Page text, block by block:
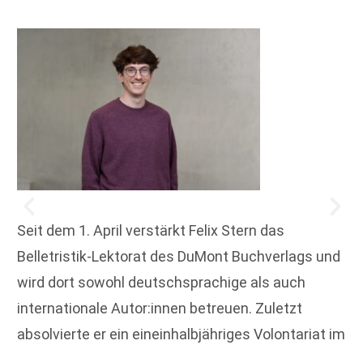
Seit dem 1. April verstärkt Felix Stern das
Belletristik-Lektorat des DuMont Buchverlags und
wird dort sowohl deutschsprachige als auch
internationale Autor:innen betreuen. Zuletzt
absolvierte er ein eineinhalbjähriges Volontariat im